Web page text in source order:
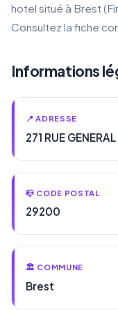
hotel situé à Brest
Consultez la fiche
Informations
📍 ADRESSE
271 RUE
📪 CODE POSTAL
29200
🏛️ COMMUNE
Brest